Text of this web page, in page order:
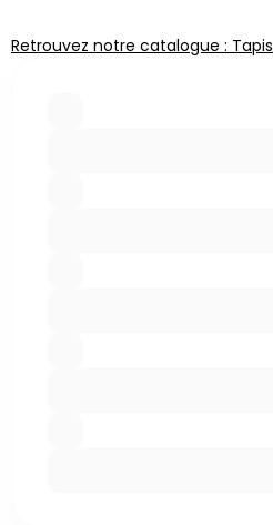
Retrouvez notre catalogue : Tapis